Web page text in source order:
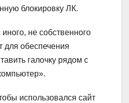
блокировку ЛК.
не собственного
для обеспечения
галочку рядом с
использовался сайт